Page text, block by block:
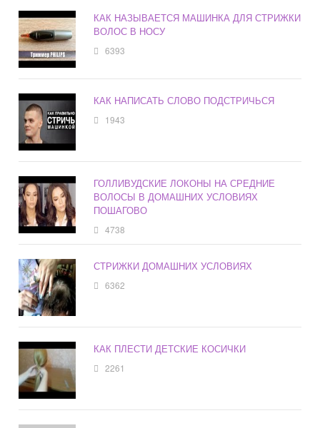
КАК НАЗЫВАЕТСЯ МАШИНКА ДЛЯ СТРИЖКИ
ВОЛОС В НОСУ
6393
КАК НАПИСАТЬ СЛОВО ПОДСТРИЧЬСЯ
1943
ГОЛЛИВУДСКИЕ ЛОКОНЫ НА СРЕДНИЕ
ВОЛОСЫ В ДОМАШНИХ УСЛОВИЯХ
ПОШАГОВО
4738
СТРИЖКИ ДОМАШНИХ УСЛОВИЯХ
6362
КАК ПЛЕСТИ ДЕТСКИЕ КОСИЧКИ
2261